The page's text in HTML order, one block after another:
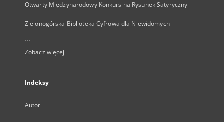
Otwarty Międzynarodowy Konkurs na Rysunek Satyryczny
Zielonogórska Biblioteka Cyfrowa dla Niewidomych
...
Zobacz więcej
Indeksy
Autor